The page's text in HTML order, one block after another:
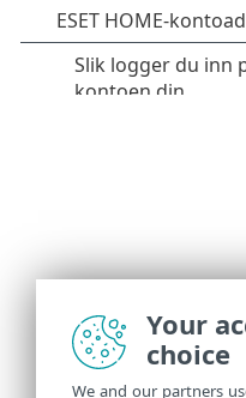
Your
choice
We and our partners